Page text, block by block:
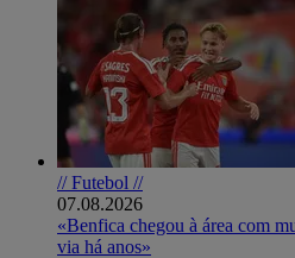
// Futebol //
07.08.2026
«Benfica chegou à área com
via há anos»